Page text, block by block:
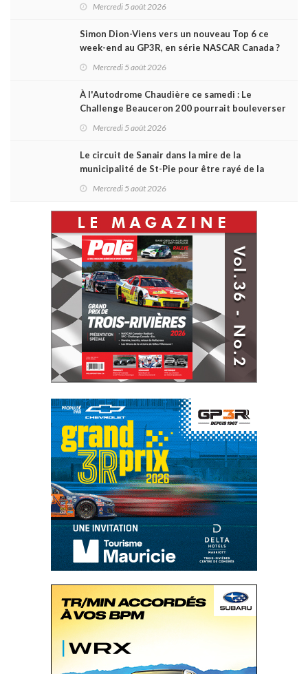
Mercredi 5 août 2026
Simon Dion-Viens vers un nouveau Top 6 ce
week-end au GP3R, en série NASCAR Canada ?
Mercredi 5 août 2026
À l'Autodrome Chaudière ce samedi : Le
Challenge Beauceron 200 pourrait bouleverser
Mercredi 5 août 2026
Le circuit de Sanair dans la mire de la
municipalité de St-Pie pour être rayé de la
Mercredi 5 août 2026